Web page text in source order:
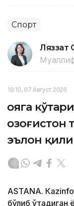
Спорт
Ляззат
19:10, 07 Август 2026
Қояга
эълон
ASTANА.
бўлиб ўтадиган